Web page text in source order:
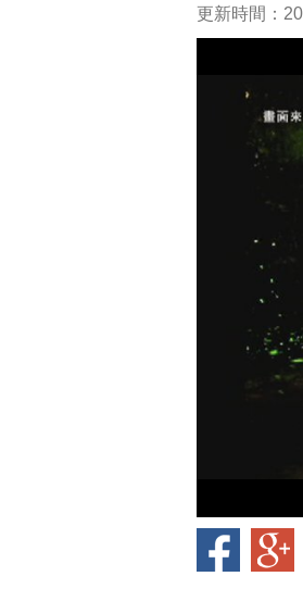
更新時間：